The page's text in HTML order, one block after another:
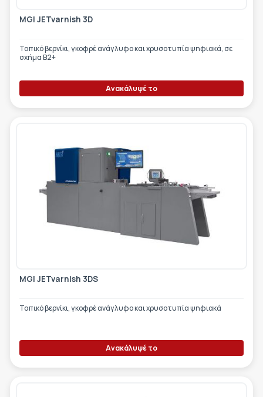
MGI JETvarnish 3D
Τοπικό βερνίκι, γκοφρέ ανάγλυφο και χρυσοτυπία ψηφιακά, σε
σχήμα Β2+
Ανακάλυψέ το
MGI JETvarnish 3DS
Τοπικό βερνίκι, γκοφρέ ανάγλυφο και χρυσοτυπία ψηφιακά
Ανακάλυψέ το